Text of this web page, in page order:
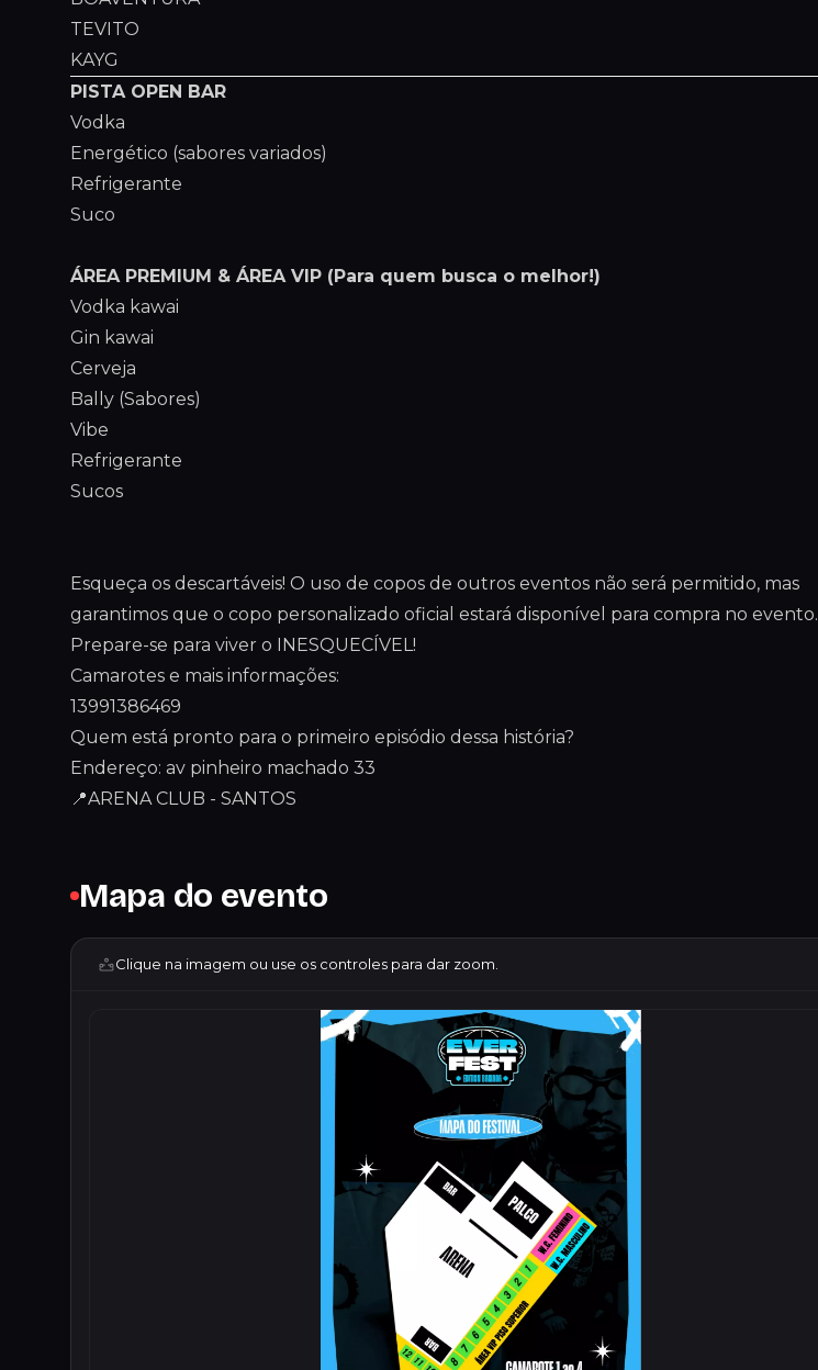
TEVITO
KAYG
PISTA OPEN BAR
Vodka
Energético (sabores variados)
Refrigerante
Suco
ÁREA PREMIUM & ÁREA VIP (Para quem busca o melhor!)
Vodka kawai
Gin kawai
Cerveja
Bally (Sabores)
Vibe
Refrigerante
Sucos
Esqueça os descartáveis! O uso de copos de outros eventos não será permitido, mas
garantimos que o copo personalizado oficial estará disponível para compra no evento.
Prepare-se para viver o INESQUECÍVEL!
Camarotes e mais informações:
13991386469
Quem está pronto para o primeiro episódio dessa história?
Endereço: av pinheiro machado 33
📍ARENA CLUB - SANTOS
Mapa do evento
Clique na imagem ou use os controles para dar zoom.